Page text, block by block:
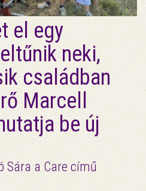
el egy
neki,
családban
Marcell
be új
Sára a Care című